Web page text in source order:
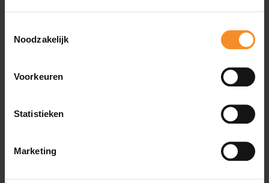
Noodzakelijk
Voorkeuren
Statistieken
Marketing